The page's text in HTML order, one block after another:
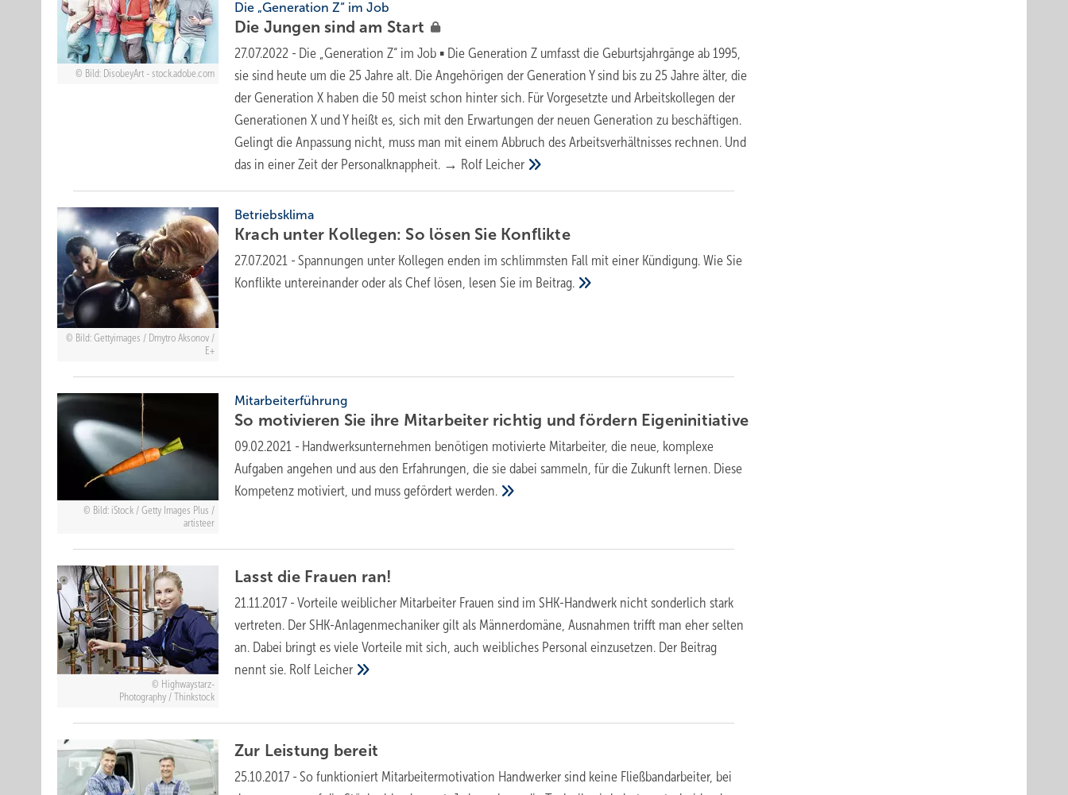
Bild: DisobeyArt - stock.adobe.com
Die „Generation Z“ im Job
Die Junge n sind am Start
27.07.2022 - Die „Generation Z“ im Job ▪ Die Generation Z umfasst die Geburtsjahrgänge ab 1995,
sie sind heute um die 25 Jahre alt. Die Angehörigen der Generation Y sind bis zu 25 Jahre älter, die
der Generation X haben die 50 meist schon hinter sich. Für Vorgesetzte und Arbeitskollegen der
Generationen X und Y heißt es, sich mit den Erwartungen der neuen Generation zu beschäftigen.
Gelingt die Anpassung nicht, muss man mit einem Abbruch des Arbeitsverhältnisses rechnen. Und
das in einer Zeit der Personalknappheit. → Rolf Leicher
Bild: Gettyimages / Dmytro Aksonov /
E+
Betriebsklima
Krach unter Kollegen: So lösen Sie Konflikte
27.07.2021 - Spannungen unter Kollegen enden im schlimmsten Fall mit einer Kündigung. Wie Sie
Konflikte untereinander oder als Chef lösen, lesen Sie im Beitrag.
Bild: iStock / Getty Images Plus /
artisteer
Mitarbeiterführung
So motivieren Sie ihre Mitarbeiter richtig und fördern Eigeninitiative
09.02.2021 - Handwerksunternehmen benötigen motivierte Mitarbeiter, die neue, komplexe
Aufgaben angehen und aus den Erfahrungen, die sie dabei sammeln, für die Zukunft lernen. Diese
Kompetenz motiviert, und muss gefördertwerden.
Highwaystarz-
Photography / Thinkstock
Lasst die Frauen ran!
21.11.2017 - Vorteile weiblicher Mitarbeiter Frauen sind im SHK-Handwerk nicht sonderlich stark
vertreten. Der SHK-Anlagenmechaniker gilt als Männerdomäne, Ausnahmen trifft man eher selten
an. Dabei bringt es viele Vorteile mit sich, auch weibliches Personal einzusetzen. Der Beitrag
nennt sie. Rolf Leicher
Zur Leistung bereit
25.10.2017 - So funktioniert Mitarbeitermotivation Handwerker sind keine Fließbandarbeiter, bei